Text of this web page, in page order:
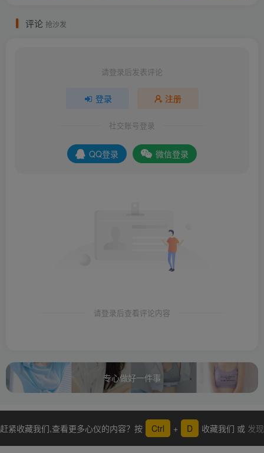
评论 抢沙发
请登录后发表评论
登录 注册
社交账号登录
QQ登录 微信登录
请登录后查看评论内容
专心做好一件事
赶紧收藏我们,查看更多心仪的内容？按 Ctrl + D 收藏我们 或 发现